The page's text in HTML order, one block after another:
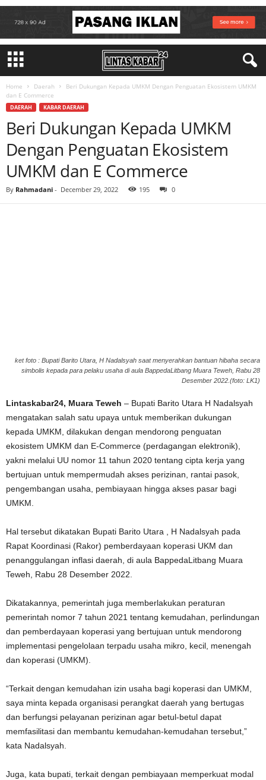
Home Daerah
Beri Dukungan Kepada UMKM Dengan Penguatan Ekosistem UMKM
dan E Commerce
DAERAH KABAR DAERAH
Beri Dukungan Kepada UMKM
Dengan Penguatan Ekosistem
UMKM dan E Commerce
By Rahmadani - December 29, 2022 195 0
ket foto : Bupati Barito Utara, H Nadalsyah saat menyerahkan bantuan hibaha secara
simbolis kepada para pelaku usaha di aula BappedaLitbang Muara Teweh, Rabu 28
Desember 2022.(foto: LK1)
Lintaskabar24, Muara Teweh – Bupati Barito Utara H Nadalsyah
mengatakan salah satu upaya untuk memberikan dukungan
kepada UMKM, dilakukan dengan mendorong penguatan
ekosistem UMKM dan E-Commerce (perdagangan elektronik),
yakni melalui UU nomor 11 tahun 2020 tentang cipta kerja yang
bertujuan untuk mempermudah akses perizinan, rantai pasok,
pengembangan usaha, pembiayaan hingga akses pasar bagi
UMKM.
Hal tersebut dikatakan Bupati Barito Utara , H Nadalsyah pada
Rapat Koordinasi (Rakor) pemberdayaan koperasi UKM dan
penanggulangan inflasi daerah, di aula BappedaLitbang Muara
Teweh, Rabu 28 Desember 2022.
Dikatakannya, pemerintah juga memberlakukan peraturan
pemerintah nomor 7 tahun 2021 tentang kemudahan, perlindungan
dan pemberdayaan koperasi yang bertujuan untuk mendorong
implementasi pengelolaan terpadu usaha mikro, kecil, menengah
dan koperasi (UMKM).
“Terkait dengan kemudahan izin usaha bagi koperasi dan UMKM,
saya minta kepada organisasi perangkat daerah yang bertugas
dan berfungsi pelayanan perizinan agar betul-betul dapat
memfasilitasi dan membantu kemudahan-kemudahan tersebut,”
kata Nadalsyah.
Juga, kata bupati, terkait dengan pembiayaan memperkuat modal